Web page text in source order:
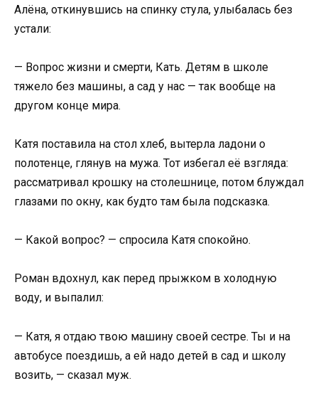
Алёна, откинувшись на спинку стула, улыбалась без
устали:
— Вопрос жизни и смерти, Кать. Детям в школе
тяжело без машины, а сад у нас — так вообще на
другом конце мира.
Катя поставила на стол хлеб, вытерла ладони о
полотенце, глянув на мужа. Тот избегал её взгляда:
рассматривал крошку на столешнице, потом блуждал
глазами по окну, как будто там была подсказка.
— Какой вопрос? — спросила Катя спокойно.
Роман вдохнул, как перед прыжком в холодную
воду, и выпалил:
— Катя, я отдаю твою машину своей сестре. Ты и на
автобусе поездишь, а ей надо детей в сад и школу
возить, — сказал муж.